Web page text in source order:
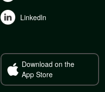
Linkedln
Download on the
App Store